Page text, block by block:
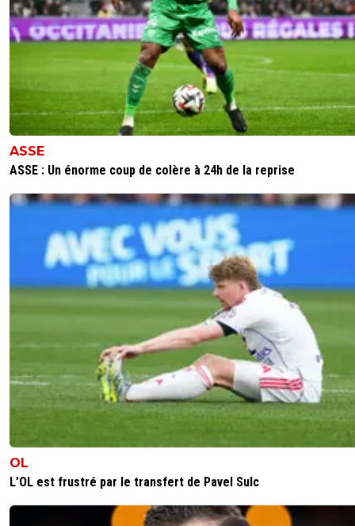
ASSE
ASSE : Un énorme coup de colère à 24h de la reprise
OL
L’OL est frustré par le transfert de Pavel Sulc